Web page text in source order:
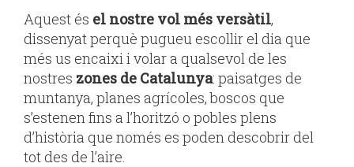
Aquest és el nostre vol més versàtil,
dissenyat perquè pugueu escollir el dia que
més us encaixi i volar a qualsevol de les
nostres zones de Catalunya: paisatges de
muntanya, planes agrícoles, boscos que
s’estenen fins a l’horitzó o pobles plens
d’història que només es poden descobrir del
tot des de l’aire.